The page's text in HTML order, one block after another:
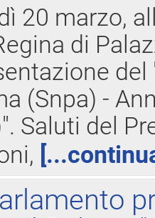
20 marzo,
di
(Snpa) -
Saluti del